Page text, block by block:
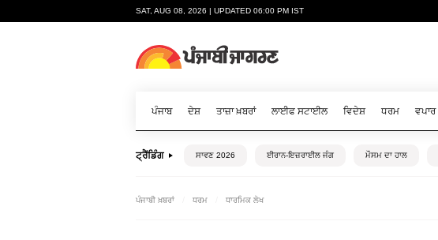
SAT, AUG 08, 2026 | UPDATED 06:00 PM IST
ਪੰਜਾਬ ਦੇਸ਼ ਤਾਜ਼ਾ ਖ਼ਬਰਾਂ ਲਾਈਫ ਸਟਾਈਲ ਵਿਦੇਸ਼ ਧਰਮ ਵਪਾਰ
ਟ੍ਰੈਂਡਿੰਗ ਸਾਵਣ 2026 ਈਰਾਨ-ਇਜ਼ਰਾਈਲ ਜੰਗ ਮੌਸਮ ਦਾ ਹਾਲ
ਪੰਜਾਬੀ ਖ਼ਬਰਾਂ ਧਰਮ ਧਾਰਮਿਕ ਲੇਖ